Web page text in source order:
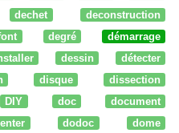
dechet
deconstruction
degré
démarrage
dessin
détecter
disque
dissection
DIY doc
document
dodoc
dome